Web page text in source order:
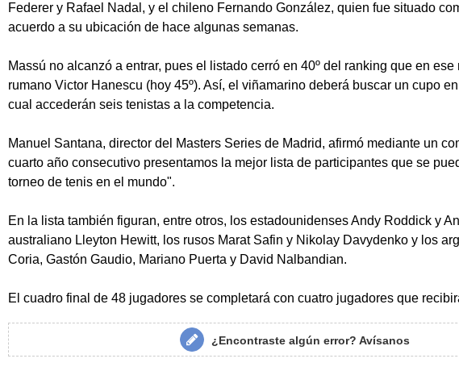
Federer y Rafael Nadal, y el chileno Fernando González, quien fue situado
acuerdo a su ubicación de hace algunas semanas.
Massú no alcanzó a entrar, pues el listado cerró en 40º del ranking que en ese
rumano Victor Hanescu (hoy 45º). Así, el viñamarino deberá buscar un cupo
cual accederán seis tenistas a la competencia.
Manuel Santana, director del Masters Series de Madrid, afirmó mediante un
cuarto año consecutivo presentamos la mejor lista de participantes que se
torneo de tenis en el mundo".
En la lista también figuran, entre otros, los estadounidenses Andy Roddick y
australiano Lleyton Hewitt, los rusos Marat Safin y Nikolay Davydenko y los
Coria, Gastón Gaudio, Mariano Puerta y David Nalbandian.
El cuadro final de 48 jugadores se completará con cuatro jugadores que
¿Encontraste algún error?Avísanos